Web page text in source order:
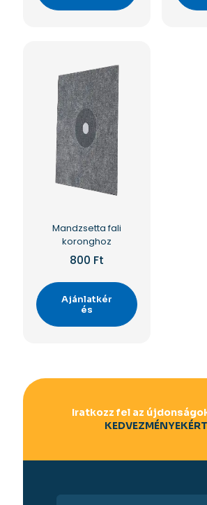
Mandzsetta fali
koronghoz
800 Ft
Ajánlatkér
és
Iratkozz fel az
KEDVEZMÉNYEKÉRT